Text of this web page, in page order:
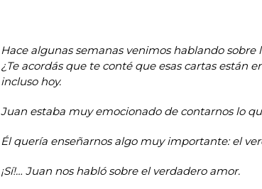
Hace algunas semanas venimos hablando sobre
¿Te acordás que te conté que esas cartas están
incluso hoy.
Juan estaba muy emocionado de contarnos lo
Él quería enseñarnos algo muy importante: el
¡Sí!… Juan nos habló sobre el verdadero amor.